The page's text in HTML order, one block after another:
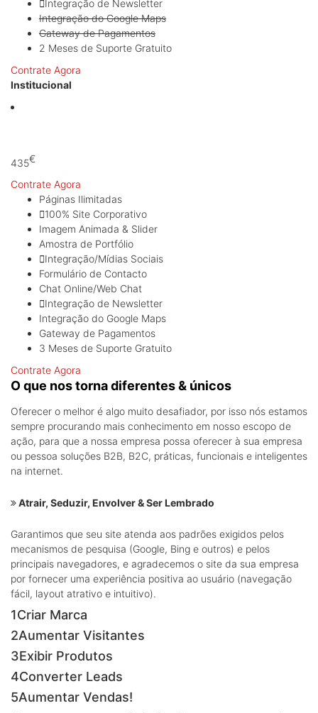
Integração de Newsletter
Integração do Google Maps
Gateway de Pagamentos
2 Meses de Suporte Gratuito
Contrate Agora
Institucional
435€
Contrate Agora
Páginas Ilimitadas
100% Site Corporativo
Imagem Animada & Slider
Amostra de Portfólio
Integração/Mídias Sociais
Formulário de Contacto
Chat Online/Web Chat
Integração de Newsletter
Integração do Google Maps
Gateway de Pagamentos
3 Meses de Suporte Gratuito
Contrate Agora
O que nos torna diferentes & únicos
Oferecer o melhor é algo muito desafiador, por isso nós estamos
sempre procurando mais conhecimento em nosso escopo de
ação, para que a nossa empresa possa oferecer à sua empresa
ou pessoa soluções B2B, B2C, práticas, funcionais e inteligentes
na internet.
Atrair, Seduzir, Envolver & Ser Lembrado
Garantimos que seu site atenda aos padrões exigidos pelos
mecanismos de pesquisa (Google, Bing e outros) e pelos
principais navegadores, e agradecemos o site da sua empresa
por fornecer uma experiência positiva ao usuário (navegação
fácil, layout atrativo e intuitivo).
1Criar Marca
2Aumentar Visitantes
3Exibir Produtos
4Converter Leads
5Aumentar Vendas!